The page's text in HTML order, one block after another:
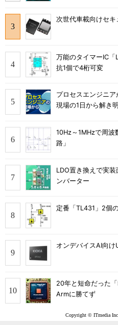
次世代車載向けセ
万能のタイマーIC
抗1個で4桁可変
プロセスエンジニア
現場の1日から解き
10Hz～1MHzで周波
路」
LDO置き換えで実
ンバーター
定番「TL431」2個
オンデバイスAI向
20年と短命だった
Armに勝てず
Copyright © ITmedia